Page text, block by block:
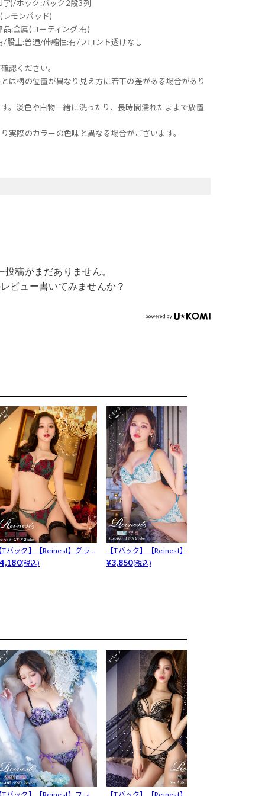
)/ホック:バック2段3列
モンパッド)
:金属(コーティング:有)
股上:普通/伸縮性:有/フロント透けなし
認ください。
は柄の位置が異なり見え方に若干の差がある場合があり
。淡色や白物一緒に洗ったり、長時間濡れたままで放置
際のカラーの色味と異なる場合がございます。
投稿がまだありません。
ビュー書いてみませんか？
Tバック】【Reinest】グラ
ラ...
(税込)
【Tバック】【Reinest】シャ
ルム...
¥3,850(税込)